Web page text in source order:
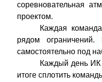
соревновательная
проектом.
Каждая
рядом
самостоятельно под
Каждый день ИК
итоге сплотить